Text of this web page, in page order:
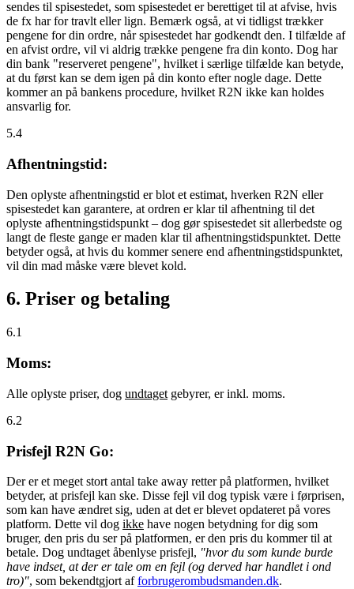
sendes til spisestedet, som spisestedet er berettiget til at afvise, hvis
de fx har for travlt eller lign. Bemærk også, at vi tidligst trækker
pengene for din ordre, når spisestedet har godkendt den. I tilfælde af
en afvist ordre, vil vi aldrig trække pengene fra din konto. Dog har
din bank "reserveret pengene", hvilket i særlige tilfælde kan betyde,
at du først kan se dem igen på din konto efter nogle dage. Dette
kommer an på bankens procedure, hvilket R2N ikke kan holdes
ansvarlig for.
5.4
Afhentningstid:
Den oplyste afhentningstid er blot et estimat, hverken R2N eller
spisestedet kan garantere, at ordren er klar til afhentning til det
oplyste afhentningstidspunkt – dog gør spisestedet sit allerbedste og
langt de fleste gange er maden klar til afhentningstidspunktet. Dette
betyder også, at hvis du kommer senere end afhentningstidspunktet,
vil din mad måske være blevet kold.
6. Priser og betaling
6.1
Moms:
Alle oplyste priser, dog undtaget gebyrer, er inkl. moms.
6.2
Prisfejl R2N Go:
Der er et meget stort antal take away retter på platformen, hvilket
betyder, at prisfejl kan ske. Disse fejl vil dog typisk være i førprisen,
som kan have ændret sig, uden at det er blevet opdateret på vores
platform. Dette vil dog ikke have nogen betydning for dig som
bruger, den pris du ser på platformen, er den pris du kommer til at
betale. Dog undtaget åbenlyse prisfejl, "hvor du som kunde burde
have indset, at der er tale om en fejl (og derved har handlet i ond
tro)", som bekendtgjort afforbrugerombudsmanden.dk.